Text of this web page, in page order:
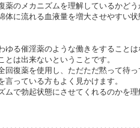
のメカニズムを理解しているかどう
に流れる血液量を増大させやすい
ゆる催淫薬のような働きをすること
は出来ないということです。
回復薬を使用し、ただただ黙って待
っている方もよく見かけます。
で勃起状態にさせてくれるのかを理